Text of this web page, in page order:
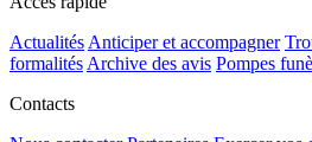
Actualités Anticiper et accompagner
formalités Archive des avis Pompes
Contacts